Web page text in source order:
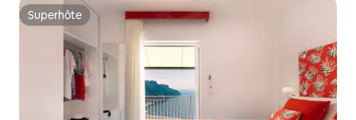
Superhôte
Superhôte